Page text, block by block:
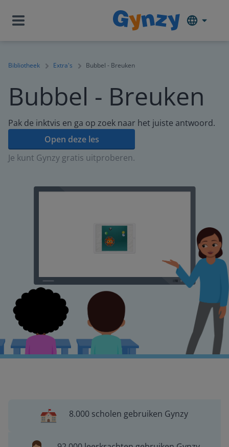
Bibliotheek Extra's Bubbel - Breuken
Bubbel - Breuken
Pak de inktvis en ga op zoek naar het juiste antwoord.
Open deze les
Je kunt Gynzy gratis uitproberen.
8.000 scholen gebruiken Gynzy